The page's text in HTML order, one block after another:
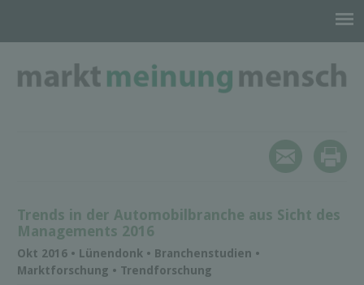
Trends in der Automobilbranche aus Sicht des
Managements 2016
Okt 2016 • Lünendonk • Branchenstudien •
Marktforschung • Trendforschung